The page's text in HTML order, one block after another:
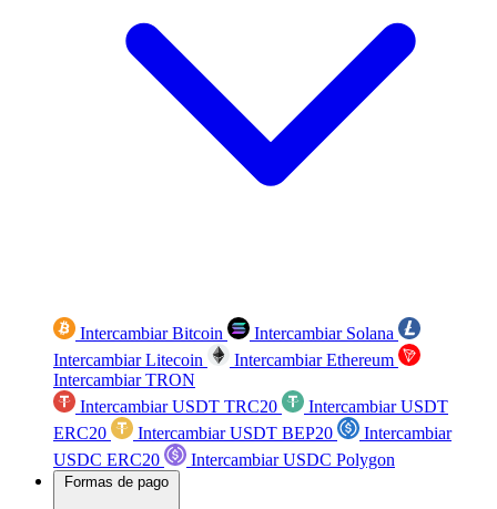
Intercambiar Bitcoin
Intercambiar Solana
Intercambiar Litecoin
Intercambiar Ethereum
Intercambiar TRON
Intercambiar USDT TRC20
Intercambiar USDT
ERC20
Intercambiar USDT BEP20
Intercambiar
USDC ERC20
Intercambiar USDC Polygon
Formas de pago